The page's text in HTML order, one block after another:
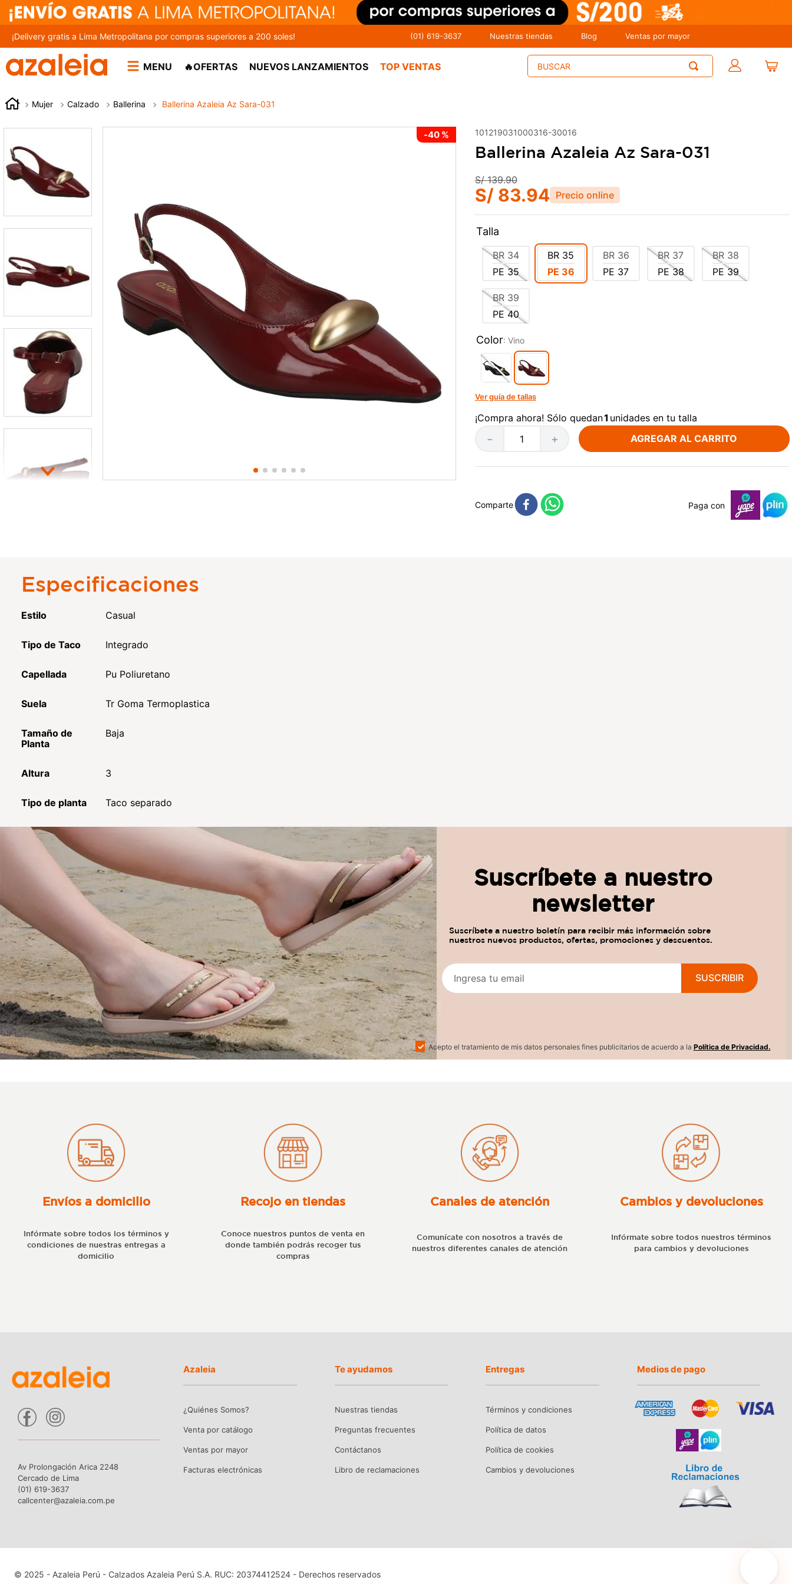
¡Delivery gratis a Lima Metropolitana por compras superiores a 200 soles! (01) 619-3637 Nuestras tiendas Blog Ventas por mayor
MENU 🔥OFERTAS NUEVOS LANZAMIENTOS TOP VENTAS
Buscar
Mujer Calzado Ballerina Ballerina Azaleia Az Sara-031
-40 % 101219031000316-30016
Ballerina Azaleia Az Sara-031
S/ 139.90
S/ 83.94
Talla
BR 34
PE 35
BR 35
PE 36
BR 36
PE 37
BR 37
PE 38
BR 38
PE 39
BR 39
PE 40
Color: Vino
Ver guía de tallas
¡Compra ahora! Sólo quedan1 unidades en tu talla
＋
－ AGREGAR AL CARRITO
Comparte Paga con
Especificaciones
Estilo Casual
Tipo de Taco Integrado
Capellada Pu Poliuretano
Suela Tr Goma Termoplastica
Tamaño de
Planta
Baja
Altura 3
Tipo de planta Taco separado
Suscríbete a nuestro
newsletter
SUSCRIBIR
Acepto el tratamiento de mis datos personales fines publicitarios de acuerdo a la Política de Privacidad.
Envíos a domicilio
Infórmate sobre todos los términos y
condiciones de nuestras entregas a
domicilio
Recojo en tiendas
Conoce nuestros puntos de venta en
donde también podrás recoger tus
compras
Canales de atención
Comunícate con nosotros a través de
nuestros diferentes canales de atención
Cambios y devoluciones
Infórmate sobre todos nuestros términos
para cambios y devoluciones
Av Prolongación Arica 2248
Cercado de Lima
(01) 619-3637
callcenter@azaleia.com.pe
Azaleia
¿Quiénes Somos?
Venta por catálogo
Ventas por mayor
Facturas electrónicas
Te ayudamos
Nuestras tiendas
Preguntas frecuentes
Contáctanos
Libro de reclamaciones
Entregas
Términos y condiciones
Política de datos
Política de cookies
Cambios y devoluciones
Medios de pago
© 2025 - Azaleia Perú - Calzados Azaleia Perú S.A. RUC: 20374412524 - Derechos reservados